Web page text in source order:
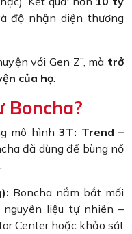
độ nhận diện thương
với Gen Z”, mà trở
của họ.
Boncha?
mô hình3T: Trend –
đã dùng để bùng nổ
Boncha nắm bắt mối
liệu tự nhiên –
Center hoặc khảo sát